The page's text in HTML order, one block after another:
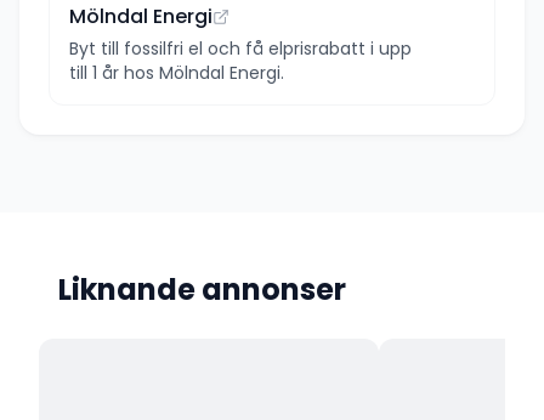
Mölndal Energi
Byt till fossilfri el och få elprisrabatt i upp
till 1 år hos Mölndal Energi.
Liknande annonser